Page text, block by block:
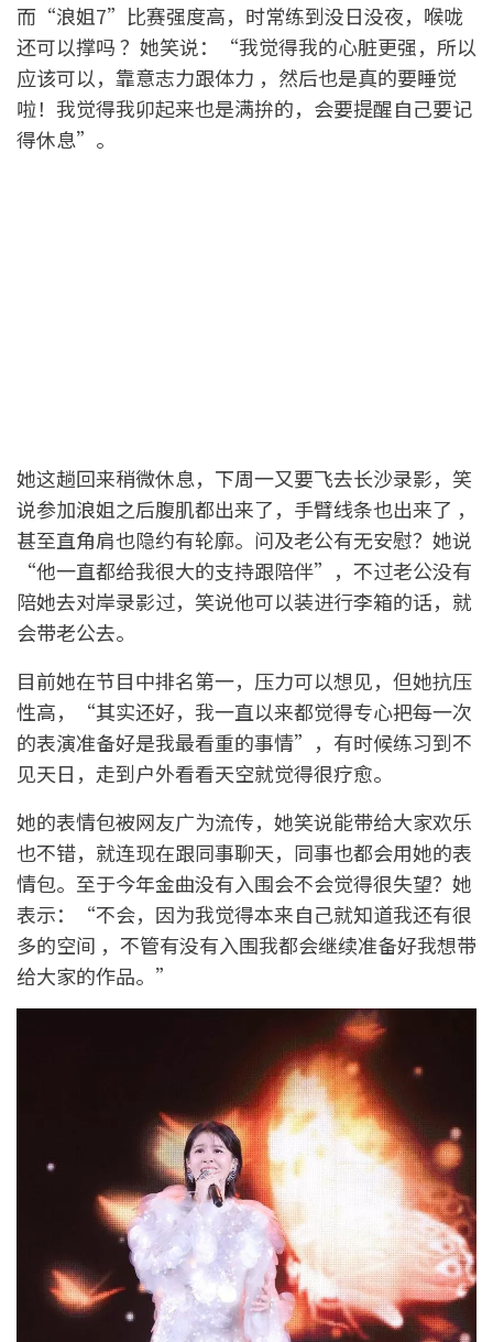
而“浪姐7”比赛强度高，时常练到没日没夜，喉咙
还可以撑吗 ？她笑说：“我觉得我的心脏更强，所以
应该可以，靠意志力跟体力 ，然后也是真的要睡觉
啦！我觉得我卯起来也是满拚的，会要提醒自己要记
得休息”。
她这趟回来稍微休息，下周一又要飞去长沙录影，笑
说参加浪姐之后腹肌都出来了，手臂线条也出来了 ，
甚至直角肩也隐约有轮廓。问及老公有无安慰？她说
“他一直都给我很大的支持跟陪伴”，不过老公没有
陪她去对岸录影过，笑说他可以装进行李箱的话，就
会带老公去。
目前她在节目中排名第一，压力可以想见，但她抗压
性高，“其实还好，我一直以来都觉得专心把每一次
的表演准备好是我最看重的事情”，有时候练习到不
见天日，走到户外看看天空就觉得很疗愈。
她的表情包被网友广为流传，她笑说能带给大家欢乐
也不错，就连现在跟同事聊天，同事也都会用她的表
情包。至于今年金曲没有入围会不会觉得很失望？她
表示：“不会，因为我觉得本来自己就知道我还有很
多的空间 ，不管有没有入围我都会继续准备好我想带
给大家的作品。”